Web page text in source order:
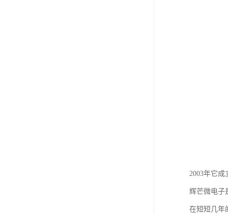
2003年它成
辉芒微电子
在短短几年